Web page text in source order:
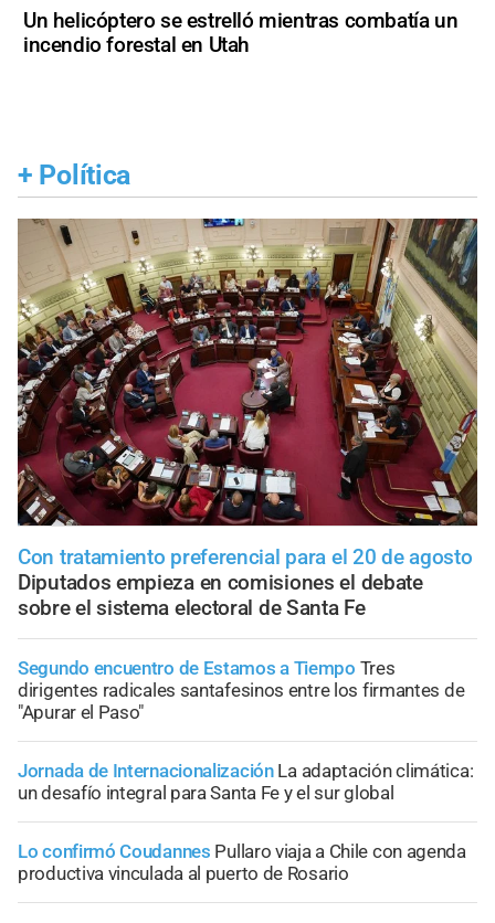
Un helicóptero se estrelló mientras combatía un
incendio forestal en Utah
+ Política
Con tratamiento preferencial para el 20 de agosto
Diputados empieza en comisiones el debate
sobre el sistema electoral de Santa Fe
Segundo encuentro de Estamos a Tiempo Tres
dirigentes radicales santafesinos entre los firmantes de
"Apurar el Paso"
Jornada de Internacionalización La adaptación climática:
un desafío integral para Santa Fe y el sur global
Lo confirmó Coudannes Pullaro viaja a Chile con agenda
productiva vinculada al puerto de Rosario